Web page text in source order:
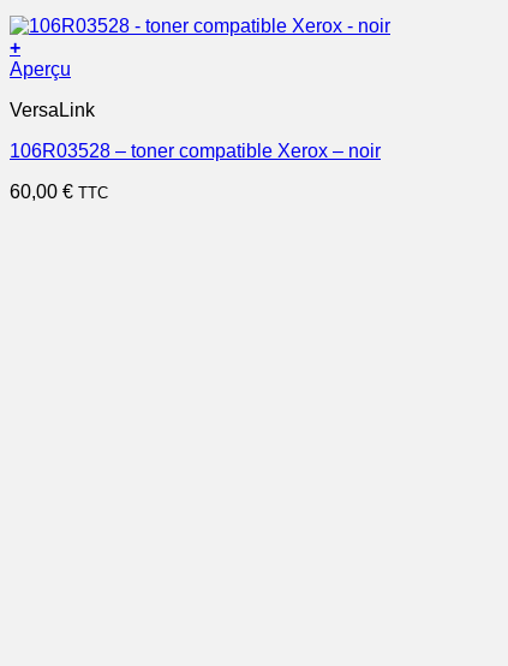
+
Aperçu
VersaLink
106R03528 – toner compatible Xerox – noir
60,00 € TTC